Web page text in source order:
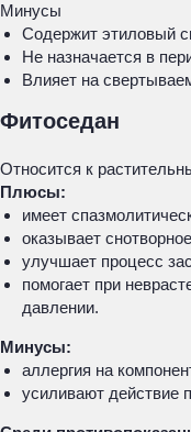
Минусы
Содержит этиловый
Не назначается в
Влияет на
Фитоседан
Относится к
Плюсы:
имеет
оказывает
улучшает процесс
помогает при
давлении.
Минусы:
аллергия на
усиливают действие